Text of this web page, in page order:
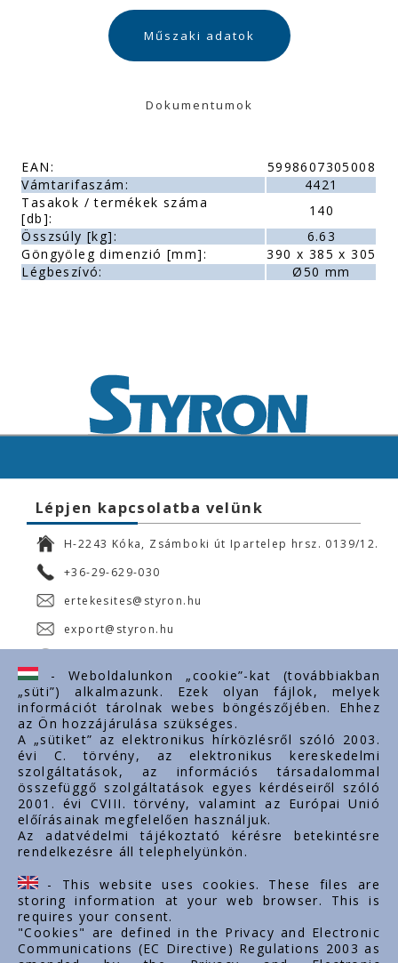
Műszaki adatok
Dokumentumok
EAN:
5998607305008
Vámtarifaszám:
4421
Tasakok / termékek száma
[db]:
140
Összsúly [kg]:
6.63
Göngyöleg dimenzió [mm]:
390 x 385 x 305
Légbeszívó:
Ø50 mm
Lépjen kapcsolatba velünk
H-2243 Kóka, Zsámboki út Ipartelep hrsz. 0139/12.
+36-29-629-030
ertekesites@styron.hu
export@styron.hu
Fontos linkek
Rólunk
Dokumentumok
Kapcsolat
Karrier
Cég adatok
Tárhely adatok
Támogatások
- Weboldalunkon „cookie”-kat (továbbiakban
„süti”) alkalmazunk. Ezek olyan fájlok, melyek
információt tárolnak webes böngészőjében. Ehhez
az Ön hozzájárulása szükséges.
A „sütiket” az elektronikus hírközlésről szóló 2003.
évi C. törvény, az elektronikus kereskedelmi
szolgáltatások, az információs társadalommal
összefüggő szolgáltatások egyes kérdéseiről szóló
2001. évi CVIII. törvény, valamint az Európai Unió
előírásainak megfelelően használjuk.
Az adatvédelmi tájékoztató kérésre betekintésre
rendelkezésre áll telephelyünkön.
- This website uses cookies. These files are
storing information at your web browser. This is
requires your consent.
"Cookies" are defined in the Privacy and Electronic
Communications (EC Directive) Regulations 2003 as